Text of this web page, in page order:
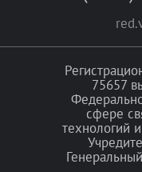
75657
сфере
технологий